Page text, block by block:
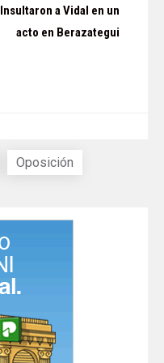
Insultaron a Vidal en un
acto en Berazategui
Oposición